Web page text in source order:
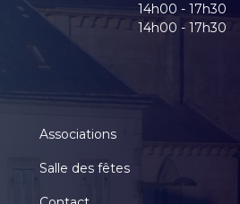
14h00 - 17h30
14h00 - 17h30
Associations
Salle des fêtes